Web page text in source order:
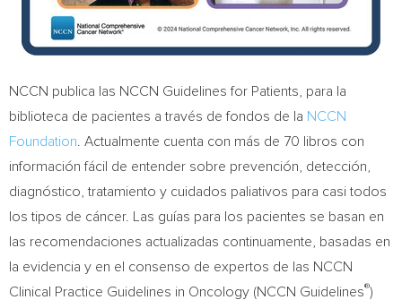
NCCN publica las NCCN Guidelines for Patients, para la
biblioteca de pacientes a través de fondos de la NCCN
Foundation . Actualmente cuenta con más de 70 libros con
información fácil de entender sobre prevención, detección,
diagnóstico, tratamiento y cuidados paliativos para casi todos
los tipos de cáncer. Las guías para los pacientes se basan en
las recomendaciones actualizadas continuamente, basadas en
la evidencia y en el consenso de expertos de las NCCN
Clinical Practice Guidelines in Oncology (NCCN Guidelines®)